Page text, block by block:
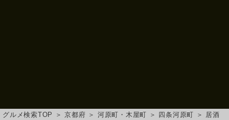
グルメ検索TOP ＞京都府 ＞ 河原町・木屋町 ＞ 四条河原町 ＞ 居酒